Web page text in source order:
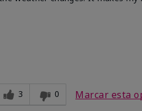
3 0 Marcar esta